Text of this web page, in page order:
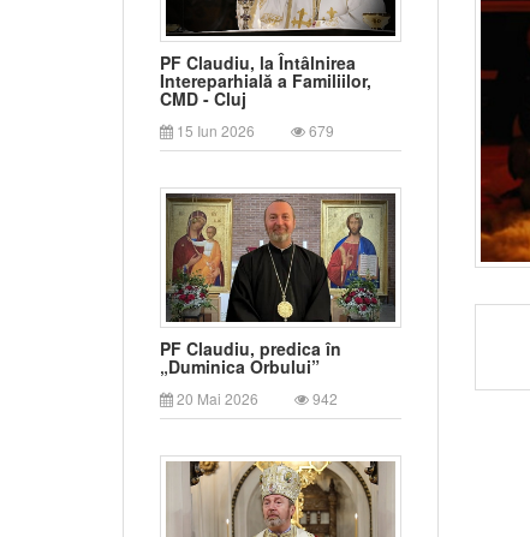
PF Claudiu, la Întâlnirea
Intereparhială a Familiilor,
CMD - Cluj
15 Iun 2026 679
PF Claudiu, predica în
„Duminica Orbului”
20 Mai 2026 942